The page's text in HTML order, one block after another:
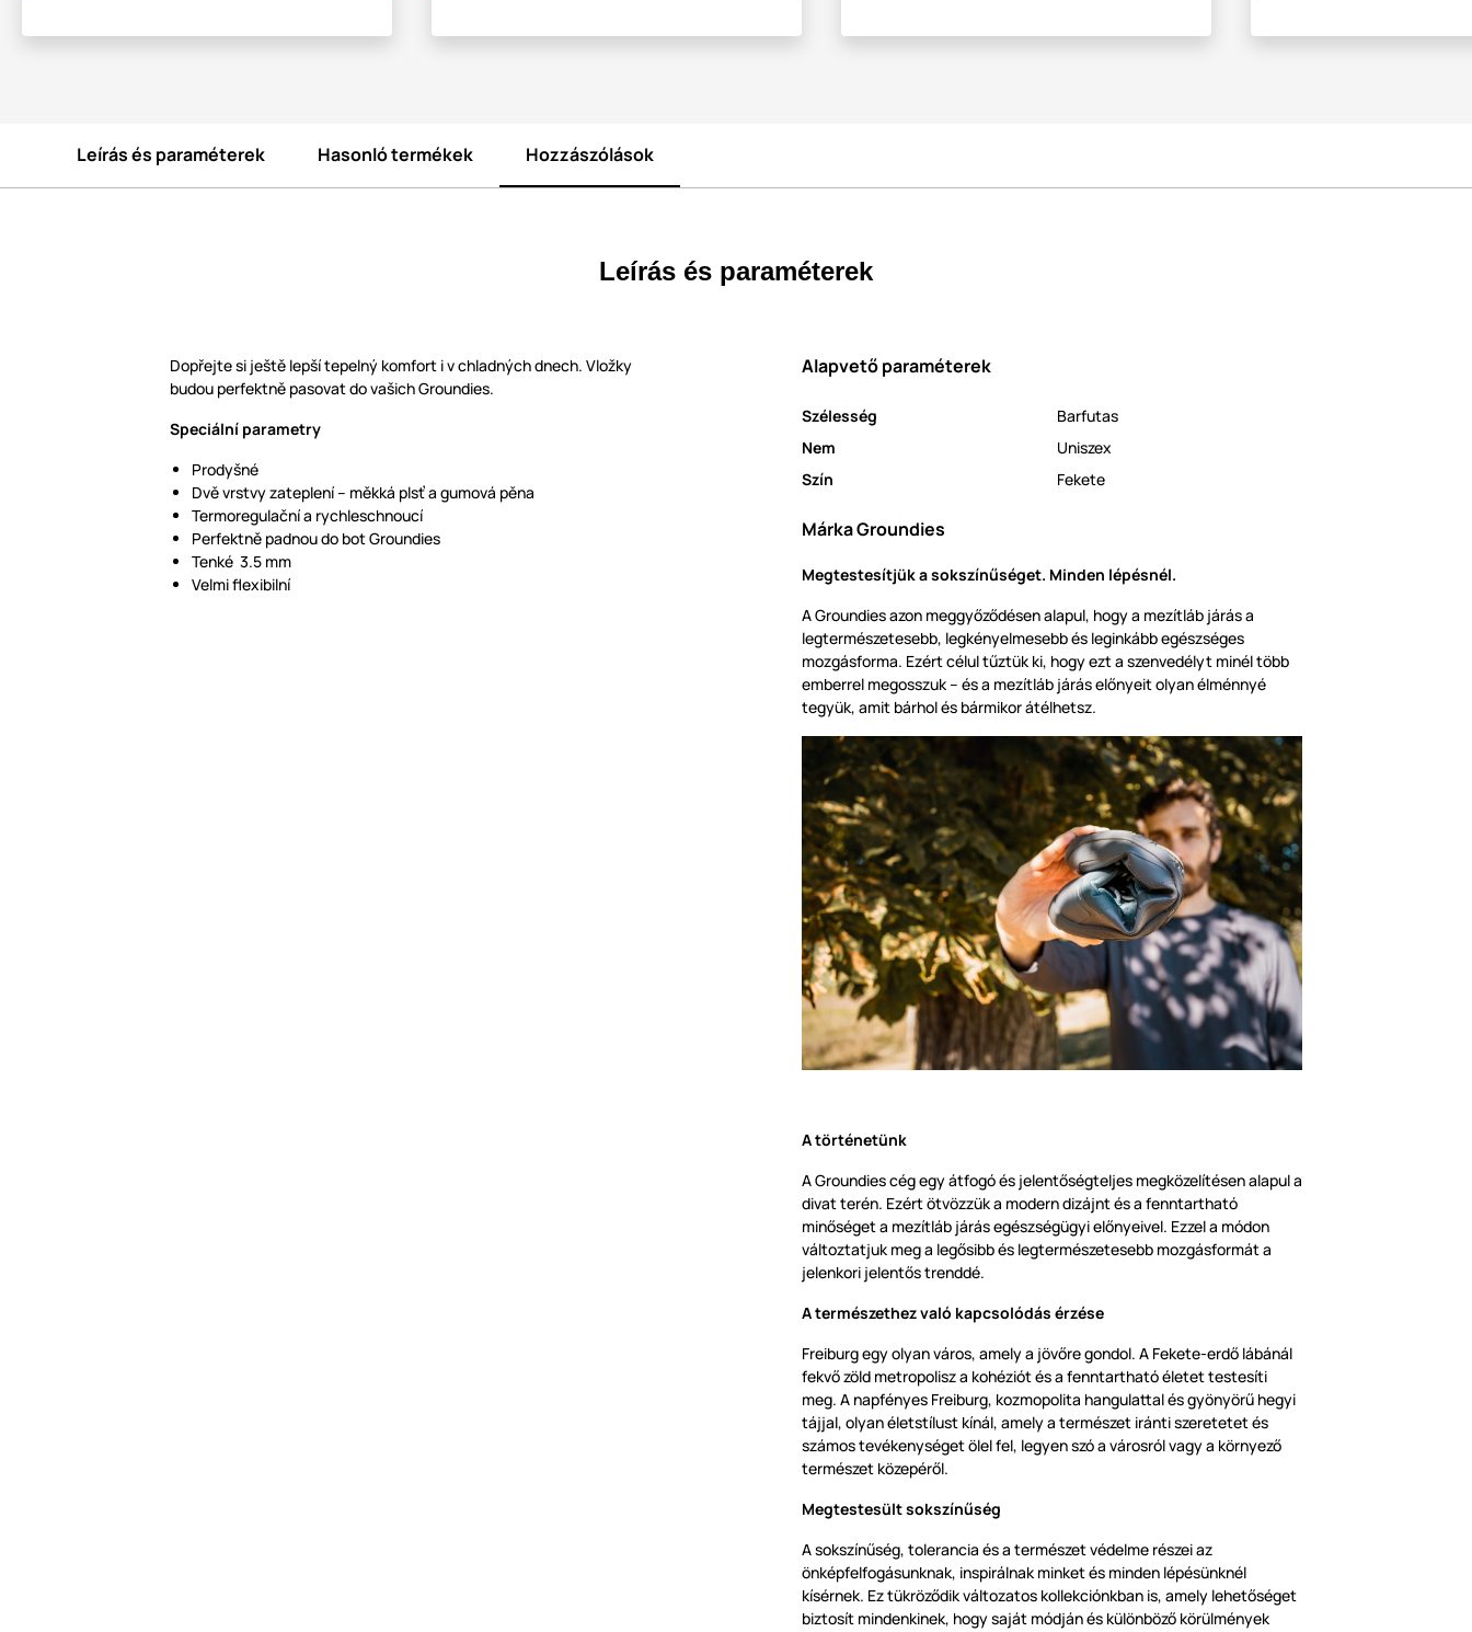
Leírás és paraméterek Hasonló termékek Hozzászólások
Leírás és paraméterek
Dopřejte si ještě lepší tepelný komfort i v chladných dnech. Vložky
budou perfektně pasovat do vašich Groundies.
Speciální parametry
Prodyšné
Dvě vrstvy zateplení – měkká plsť a gumová pěna
Termoregulační a rychleschnoucí
Perfektně padnou do bot Groundies
Tenké 3.5 mm
Velmi flexibilní
Alapvető paraméterek
Szélesség
Barfutas
Nem
Uniszex
Szín
Fekete
Márka Groundies
Megtestesítjük a sokszínűséget. Minden lépésnél.
A Groundies azon meggyőződésen alapul, hogy a mezítláb járás a
legtermészetesebb, legkényelmesebb és leginkább egészséges
mozgásforma. Ezért célul tűztük ki, hogy ezt a szenvedélyt minél több
emberrel megosszuk – és a mezítláb járás előnyeit olyan élménnyé
tegyük, amit bárhol és bármikor átélhetsz.
A történetünk
A Groundies cég egy átfogó és jelentőségteljes megközelítésen alapul a
divat terén. Ezért ötvözzük a modern dizájnt és a fenntartható
minőséget a mezítláb járás egészségügyi előnyeivel. Ezzel a módon
változtatjuk meg a legősibb és legtermészetesebb mozgásformát a
jelenkori jelentős trenddé.
A természethez való kapcsolódás érzése
Freiburg egy olyan város, amely a jövőre gondol. A Fekete-erdő lábánál
fekvő zöld metropolisz a kohéziót és a fenntartható életet testesíti
meg. A napfényes Freiburg, kozmopolita hangulattal és gyönyörű hegyi
tájjal, olyan életstílust kínál, amely a természet iránti szeretetet és
számos tevékenységet ölel fel, legyen szó a városról vagy a környező
természet közepéről.
Megtestesült sokszínűség
A sokszínűség, tolerancia és a természet védelme részei az
önképfelfogásunknak, inspirálnak minket és minden lépésünknél
kísérnek. Ez tükröződik változatos kollekciónkban is, amely lehetőséget
biztosít mindenkinek, hogy saját módján és különböző körülmények